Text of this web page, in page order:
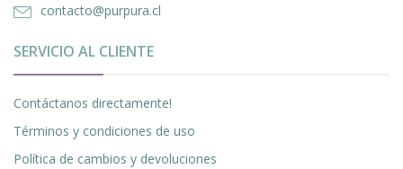
contacto@purpura.cl
SERVICIO AL CLIENTE
Contáctanos directamente!
Términos y condiciones de uso
Política de cambios y devoluciones